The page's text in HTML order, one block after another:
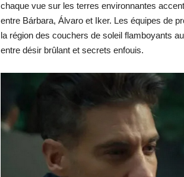
chaque vue sur les terres environnantes
entre Bárbara, Álvaro et Iker. Les équipes de
la région des couchers de soleil flamboyants
entre désir brûlant et secrets enfouis.